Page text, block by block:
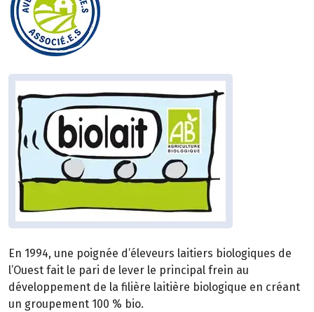
En 1994, une poignée d’éleveurs laitiers biologiques de
l’Ouest fait le pari de lever le principal frein au
développement de la filière laitière biologique en créant
un groupement 100 % bio.